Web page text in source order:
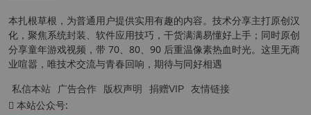
本扎根草根，为普通用户提供实用有趣的内容。技术分享主打原创汉
化，聚焦系统封装、软件应用技巧，干货满满易懂好上手；同时原创
分享童年游戏视频，带 70、80、90 后重温像素热血时光。这里无商
业喧嚣，唯技术交流与青春回响，期待与同好相遇
私信本站 广告合作 版权声明 捐赠VIP 友情链接
本站公众号: